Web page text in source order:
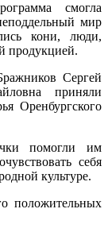
смогла
мир
кони, люди,
продукцией.
Сергей
приняли
Оренбургского
помогли им
себя
культуре.
положительных